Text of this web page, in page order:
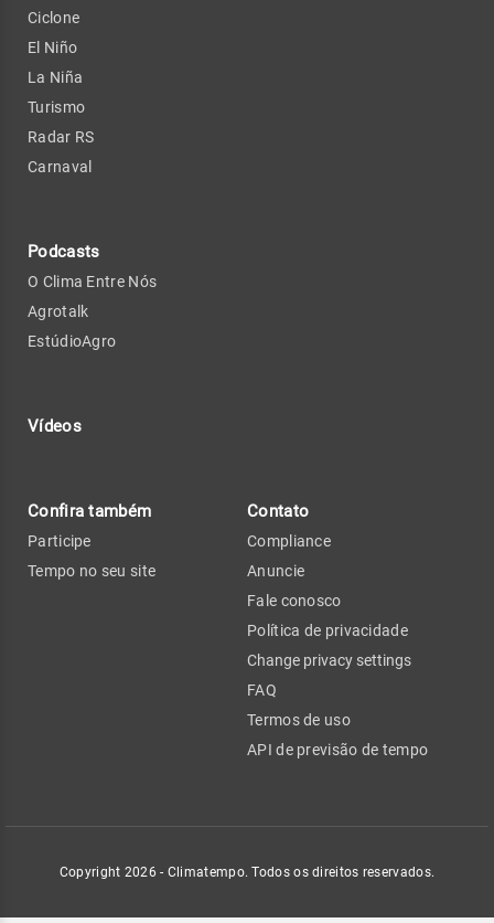
Ciclone
El Niño
La Niña
Turismo
Radar RS
Carnaval
Podcasts
O Clima Entre Nós
Agrotalk
EstúdioAgro
Vídeos
Confira também
Participe
Tempo no seu site
Contato
Compliance
Anuncie
Fale conosco
Política de privacidade
Change privacy settings
FAQ
Termos de uso
API de previsão de tempo
Copyright 2026 - Climatempo. Todos os direitos reservados.